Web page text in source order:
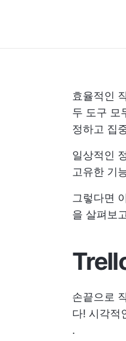
효율적인
두 도구 모
정하고 집
일상적인
고유한 기
그렇다면
을 살펴보
손끝으로
다! 시각적
.